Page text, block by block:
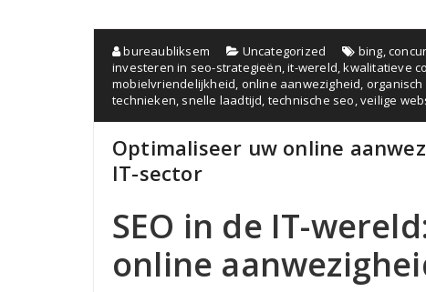
bureaubliksem Uncategorized bing,
investeren in seo-strategieën,it-wereld,kwalitatieve
mobielvriendelijkheid, online aanwezigheid,
technieken, snelle laadtijd, technische seo,veilige
Optimaliseer uw online
IT-sector
SEO in de IT-
online